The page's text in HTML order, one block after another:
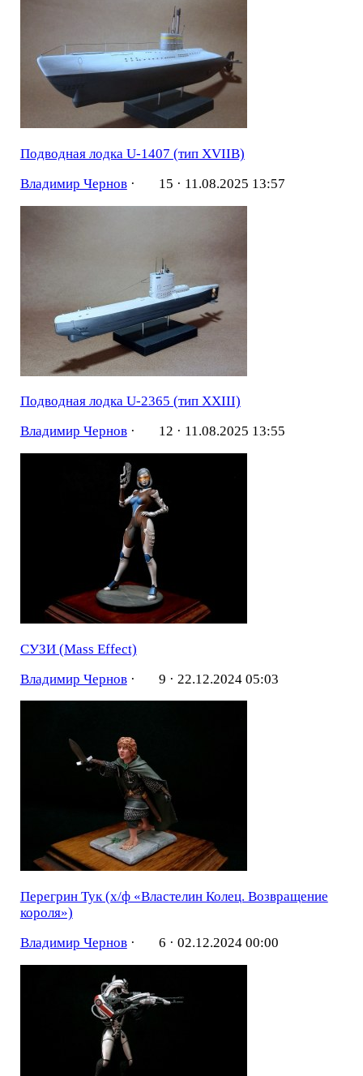
Подводная лодка U-1407 (тип XVIIB)
Владимир Чернов· 15 · 11.08.2025 13:57
Подводная лодка U-2365 (тип XXIII)
Владимир Чернов· 12 · 11.08.2025 13:55
СУЗИ (Mass Effect)
Владимир Чернов· 9 · 22.12.2024 05:03
Перегрин Тук (х/ф «Властелин Колец. Возвращение
короля»)
Владимир Чернов· 6 · 02.12.2024 00:00